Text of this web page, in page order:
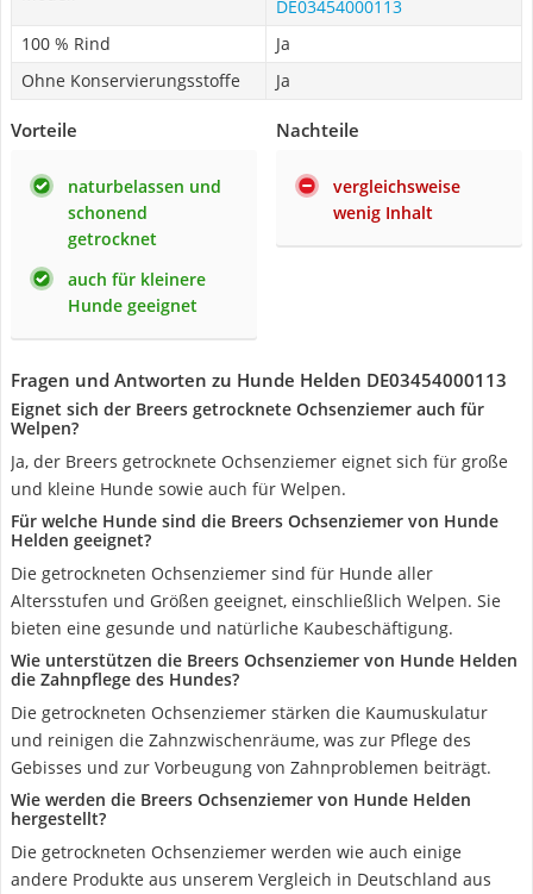
DE03454000113
100 % Rind
Ja
Ohne Konservierungsstoffe
Ja
Vorteile
naturbelassen und
schonend
getrocknet
auch für kleinere
Hunde geeignet
Nachteile
vergleichsweise
wenig Inhalt
Fragen und Antworten zu Hunde Helden DE03454000113
Eignet sich der Breers getrocknete Ochsenziemer auch für
Welpen?
Ja, der Breers getrocknete Ochsenziemer eignet sich für große
und kleine Hunde sowie auch für Welpen.
Für welche Hunde sind die Breers Ochsenziemer von Hunde
Helden geeignet?
Die getrockneten Ochsenziemer sind für Hunde aller
Altersstufen und Größen geeignet, einschließlich Welpen. Sie
bieten eine gesunde und natürliche Kaubeschäftigung.
Wie unterstützen die Breers Ochsenziemer von Hunde Helden
die Zahnpflege des Hundes?
Die getrockneten Ochsenziemer stärken die Kaumuskulatur
und reinigen die Zahnzwischenräume, was zur Pflege des
Gebisses und zur Vorbeugung von Zahnproblemen beiträgt.
Wie werden die Breers Ochsenziemer von Hunde Helden
hergestellt?
Die getrockneten Ochsenziemer werden wie auch einige
andere Produkte aus unserem Vergleich in Deutschland aus